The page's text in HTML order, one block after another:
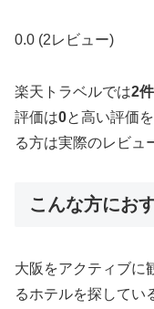
0.0 (2レビュー)
楽天トラベルでは2
評価は0と高い評価
る方は実際のレビュ
こんな方にお
大阪をアクティブに
るホテルを探してい